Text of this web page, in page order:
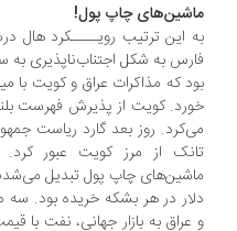
چاپ پول!
این ترتیب رویــــکرد هال درست
به‌ شکل اجتناب‌ناپذیری به سمت
که مذاکرات عراق و کویت با
کویت از پذیرش فهرست
روز بعد گارد ریاست جمهوری
از مرز کویت عبور کرد.
در هر بشکه خریده بود. سه ماه